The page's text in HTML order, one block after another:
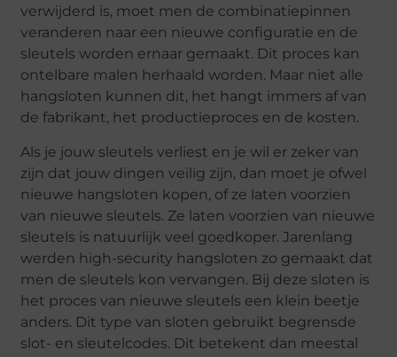
verwijderd is, moet men de combinatiepinnen
veranderen naar een nieuwe configuratie en de
sleutels worden ernaar gemaakt. Dit proces kan
ontelbare malen herhaald worden. Maar niet alle
hangsloten kunnen dit, het hangt immers af van
de fabrikant, het productieproces en de kosten.
Als je jouw sleutels verliest en je wil er zeker van
zijn dat jouw dingen veilig zijn, dan moet je ofwel
nieuwe hangsloten kopen, of ze laten voorzien
van nieuwe sleutels. Ze laten voorzien van nieuwe
sleutels is natuurlijk veel goedkoper. Jarenlang
werden high-security hangsloten zo gemaakt dat
men de sleutels kon vervangen. Bij deze sloten is
het proces van nieuwe sleutels een klein beetje
anders. Dit type van sloten gebruikt begrensde
slot- en sleutelcodes. Dit betekent dan meestal